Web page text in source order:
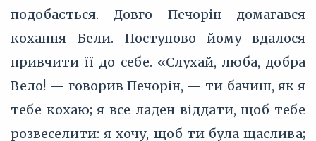
подобається. Довго Печорін домагався
кохання Бели. Поступово йому вдалося
привчити її до себе. «Слухай, люба, добра
Вело! — говорив Печорін, — ти бачиш, як я
тебе кохаю; я все ладен віддати, щоб тебе
розвеселити: я хочу, щоб ти була щаслива;